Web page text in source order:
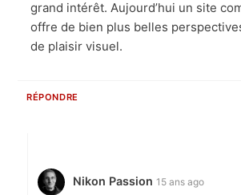
grand intérêt. Aujourd’hui un site
offre de bien plus belles
de plaisir visuel.
RÉPONDRE
Nikon Passion 15 ans ago